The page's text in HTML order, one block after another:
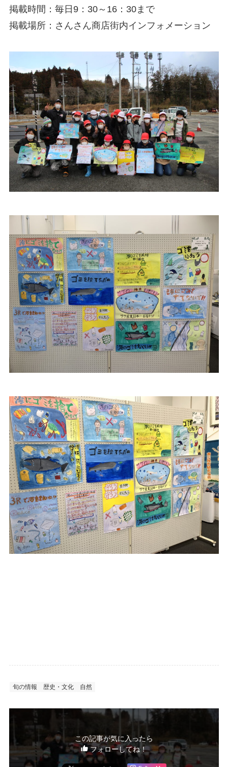
掲載時間：毎日9：30～16：30まで
掲載場所：さんさん商店街内インフォメーション
旬の情報 歴史・文化 自然
この記事が気に入ったら
フォローしてね！